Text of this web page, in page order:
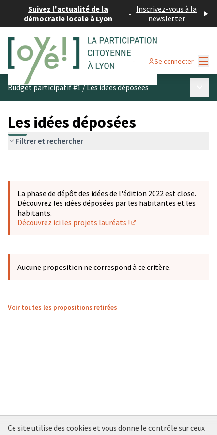
Suivez l'actualité de la
démocratie locale à Lyon
- Inscrivez-vous à la
newsletter
Se connecter
Budget participatif #1/Les idées déposées
Les idées déposées
Filtrer et rechercher
La phase de dépôt des idées de l'édition 2022 est close.
Découvrez les idées déposées par les habitantes et les
habitants.
Découvrez ici les projets lauréats !
Aucune proposition ne correspond à ce critère.
Voir toutes les propositions retirées
Ce site utilise des cookies et vous donne le contrôle sur ceux